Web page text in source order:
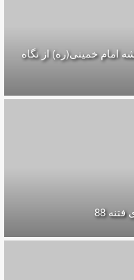
امام خمینی(ره) از نگاه
88